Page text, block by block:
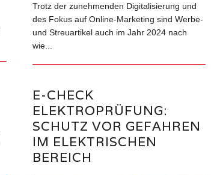
Trotz der zunehmenden Digitalisierung und
des Fokus auf Online-Marketing sind Werbe-
und Streuartikel auch im Jahr 2024 nach
wie...
E-CHECK
ELEKTROPRÜFUNG:
SCHUTZ VOR GEFAHREN
IM ELEKTRISCHEN
BEREICH